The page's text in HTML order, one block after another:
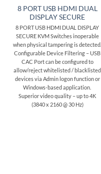
8 PORT USB HDMI DUAL
DISPLAY SECURE
8 PORT USB HDMI DUAL DISPLAY
SECURE KVM Switches inoperable
when physical tampering is detected.
Configurable Device Filtering – USB
CAC Port can be configured to
allow/reject whitelisted / blacklisted
devices via Admin logon function or
Windows-based application.
Superior video quality – up to 4K
(3840 x 2160 @ 30 Hz)